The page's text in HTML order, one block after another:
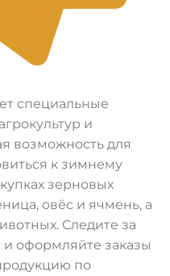
специальные
и
возможность для
к зимнему
зерновых
овёс и ячмень, а
Следите за
оформляйте заказы
по